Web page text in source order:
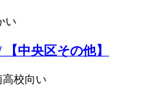
い
中央区その他】
校向い